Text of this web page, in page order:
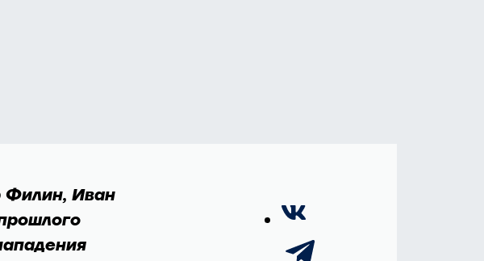
Филин, Иван